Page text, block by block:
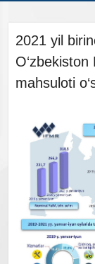
2021 yil
mahsuloti